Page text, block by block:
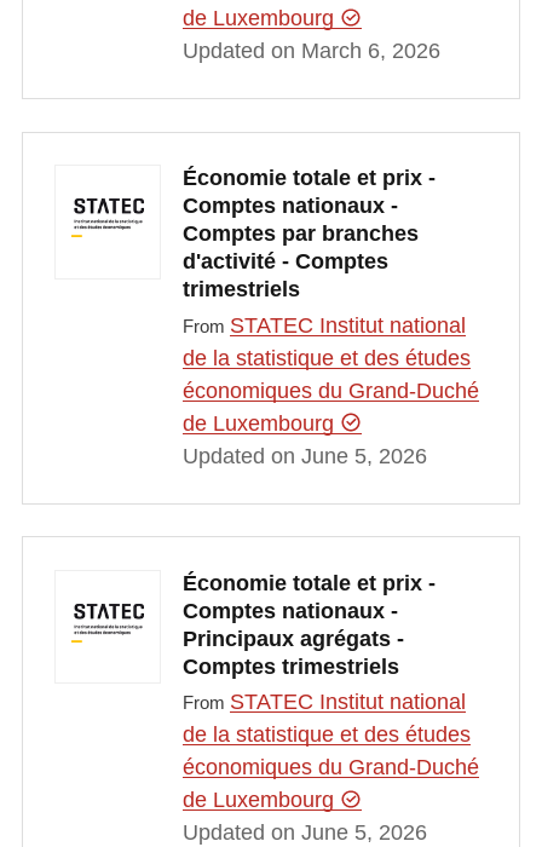
de Luxembourg
Updated on March 6, 2026
Économie totale et prix -
Comptes nationaux -
Comptes par branches
d'activité - Comptes
trimestriels
From STATEC Institut national
de la statistique et des études
économiques du Grand-Duché
de Luxembourg
Updated on June 5, 2026
Économie totale et prix -
Comptes nationaux -
Principaux agrégats -
Comptes trimestriels
From STATEC Institut national
de la statistique et des études
économiques du Grand-Duché
de Luxembourg
Updated on June 5, 2026